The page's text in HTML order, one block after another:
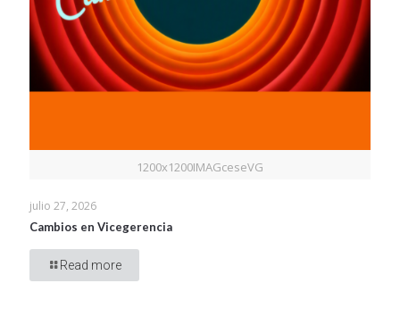
1200x1200IMAGceseVG
julio 27, 2026
Cambios en Vicegerencia
Read more